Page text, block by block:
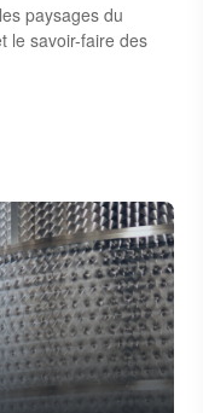
paysages du
le savoir-faire des